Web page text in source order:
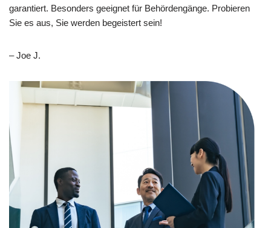
garantiert. Besonders geeignet für Behördengänge. Probieren
Sie es aus, Sie werden begeistert sein!
– Joe J.